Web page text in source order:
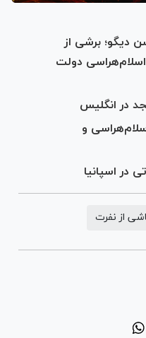
دیگو؛ برشی از
دولت
در انگلیس
و
در اسپانیا
از نفرت